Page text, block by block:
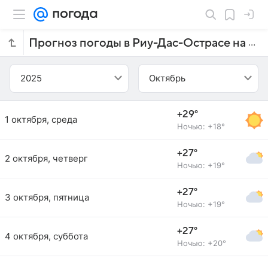
Прогноз погоды в Риу-Дас-Острасе на октябрь 2025 года
2025 Октябрь
1 октября, среда +29°
Ночью: +18°
2 октября, четверг +27°
Ночью: +19°
3 октября, пятница +27°
Ночью: +19°
4 октября, суббота +27°
Ночью: +20°